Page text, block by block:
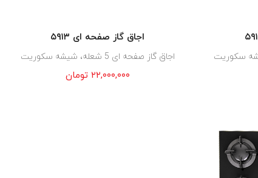
اجاق گاز صفحه ای ۵۹۱۳
اجاق گاز صفحه ای 5 شعله، شیشه سکوریت
۲۲,۰۰۰,۰۰۰ تومان